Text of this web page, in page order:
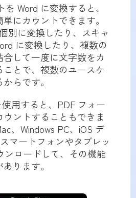
Word に変換すると、
にカウントできます。
別に変換したり、スキャ
に変換したり、複数の
合して一度に文字数をカ
ことで、複数のユースケ
らです。
用すると、PDF フォー
ントすることもできま
、Windows PC、iOS デ
マートフォンやタブレッ
ンロードして、その機能
ります。